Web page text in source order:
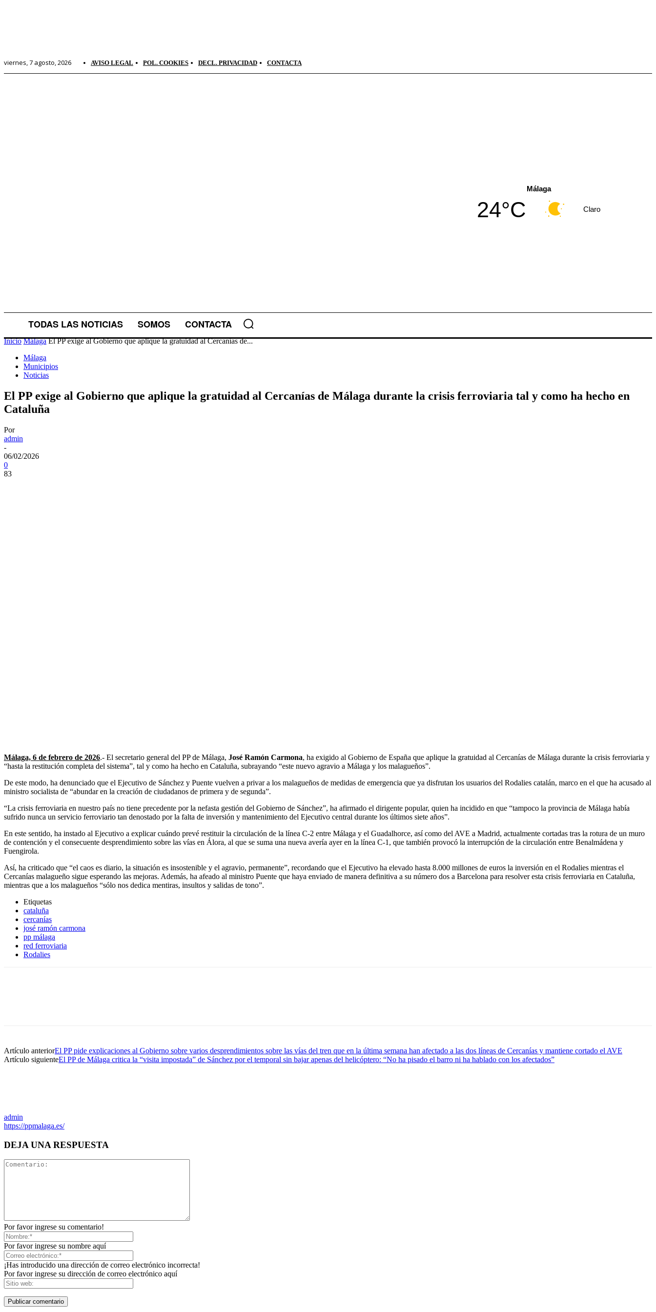
viernes, 7 agosto, 2026 AVISO LEGAL POL. COOKIES DECL. PRIVACIDAD CONTACTA
Málaga
24°C Claro
TODAS LAS NOTICIAS SOMOS CONTACTA
Inicio Málaga El PP exige al Gobierno que aplique la gratuidad al Cercanías de...
Málaga
Municipios
Noticias
El PP exige al Gobierno que aplique la gratuidad al Cercanías de Málaga durante la crisis ferroviaria tal y como ha hecho en
Cataluña
Por
admin
-
06/02/2026
0
83
Málaga, 6 de febrero de 2026.- El secretario general del PP de Málaga, José Ramón Carmona, ha exigido al Gobierno de España que aplique la gratuidad al Cercanías de Málaga durante la crisis ferroviaria y
“hasta la restitución completa del sistema”, tal y como ha hecho en Cataluña, subrayando “este nuevo agravio a Málaga y los malagueños”.
De este modo, ha denunciado que el Ejecutivo de Sánchez y Puente vuelven a privar a los malagueños de medidas de emergencia que ya disfrutan los usuarios del Rodalies catalán, marco en el que ha acusado al
ministro socialista de “abundar en la creación de ciudadanos de primera y de segunda”.
“La crisis ferroviaria en nuestro país no tiene precedente por la nefasta gestión del Gobierno de Sánchez”, ha afirmado el dirigente popular, quien ha incidido en que “tampoco la provincia de Málaga había
sufrido nunca un servicio ferroviario tan denostado por la falta de inversión y mantenimiento del Ejecutivo central durante los últimos siete años”.
En este sentido, ha instado al Ejecutivo a explicar cuándo prevé restituir la circulación de la línea C-2 entre Málaga y el Guadalhorce, así como del AVE a Madrid, actualmente cortadas tras la rotura de un muro
de contención y el consecuente desprendimiento sobre las vías en Álora, al que se suma una nueva avería ayer en la línea C-1, que también provocó la interrupción de la circulación entre Benalmádena y
Fuengirola.
Así, ha criticado que “el caos es diario, la situación es insostenible y el agravio, permanente”, recordando que el Ejecutivo ha elevado hasta 8.000 millones de euros la inversión en el Rodalies mientras el
Cercanías malagueño sigue esperando las mejoras. Además, ha afeado al ministro Puente que haya enviado de manera definitiva a su número dos a Barcelona para resolver esta crisis ferroviaria en Cataluña,
mientras que a los malagueños “sólo nos dedica mentiras, insultos y salidas de tono”.
Etiquetas
cataluña
cercanías
josé ramón carmona
pp málaga
red ferroviaria
Rodalies
Artículo anteriorEl PP pide explicaciones al Gobierno sobre varios desprendimientos sobre las vías del tren que en la última semana han afectado a las dos líneas de Cercanías y mantiene cortado el AVE
Artículo siguienteEl PP de Málaga critica la “visita impostada” de Sánchez por el temporal sin bajar apenas del helicóptero: “No ha pisado el barro ni ha hablado con los afectados”
admin
https://ppmalaga.es/
DEJA UNA RESPUESTA
Por favor ingrese su comentario!
Por favor ingrese su nombre aquí
¡Has introducido una dirección de correo electrónico incorrecta!
Por favor ingrese su dirección de correo electrónico aquí